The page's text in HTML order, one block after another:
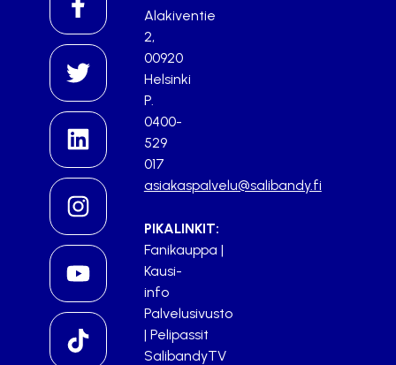
Alakiventie
2,
00920
Helsinki
P.
0400-
529
017
asiakaspalvelu@salibandy.fi
PIKALINKIT:
Fanikauppa |
Kausi-
info
Palvelusivusto
| Pelipassit
SalibandyTV